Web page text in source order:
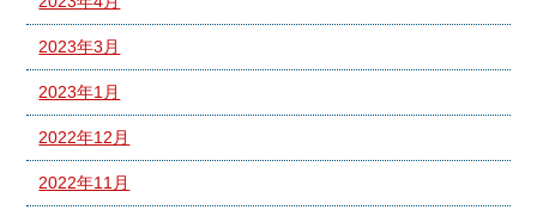
2023年3月
2023年1月
2022年12月
2022年11月